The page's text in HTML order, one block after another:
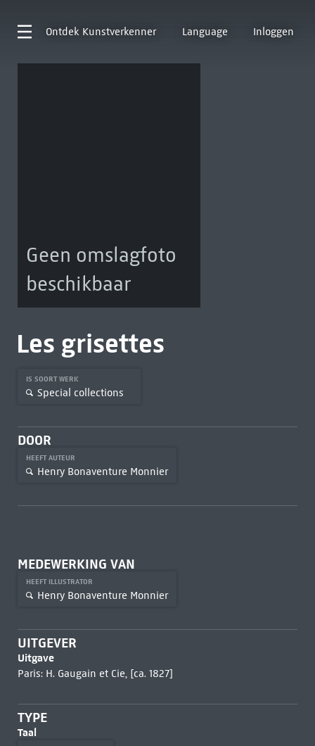
Ontdek Kunstverkenner Language Inloggen
Geen omslagfoto
beschikbaar
Les grisettes
IS SOORT WERK
Special collections
DOOR
HEEFT AUTEUR
Henry Bonaventure Monnier
MEDEWERKING VAN
HEEFT ILLUSTRATOR
Henry Bonaventure Monnier
UITGEVER
Uitgave
Paris: H. Gaugain et Cie, [ca. 1827]
TYPE
Taal